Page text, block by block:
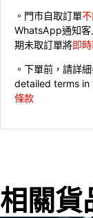
。門市自取訂單
WhatsApp通知客
期未取訂單將即
。下單前，請詳
detailed terms in
條款
相關貨